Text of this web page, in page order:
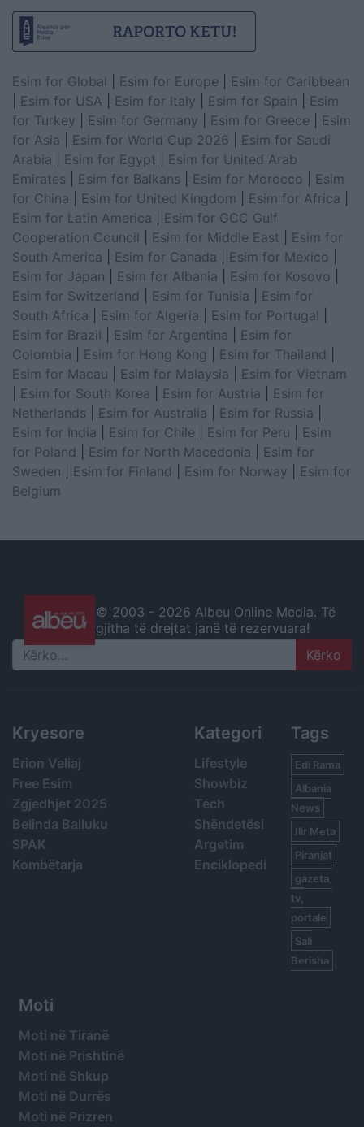
Esim for Global Esim for Europe
Esim for Caribbean
Esim for USA Esim for Italy Esim for Spain
Esim
for Turkey
Esim for Germany Esim for Greece
Esim
for Asia
Esim for World Cup 2026
Esim for Saudi
Arabia
Esim for Egypt
Esim for United Arab
Emirates
Esim for Balkans Esim for Morocco
Esim
for China
Esim for United Kingdom Esim for Africa
Esim for Latin America
Esim for GCC Gulf
Cooperation Council
Esim for Middle East
Esim for
South America
Esim for Canada Esim for Mexico
Esim for Japan
Esim for Albania Esim for Kosovo
Esim for Switzerland
Esim for Tunisia
Esim for
South Africa
Esim for Algeria Esim for Portugal
Esim for Brazil
Esim for Argentina
Esim for
Colombia
Esim for Hong Kong Esim for Thailand
Esim for Macau
Esim for Malaysia
Esim for Vietnam
Esim for South Korea Esim for Austria
Esim for
Netherlands
Esim for Australia Esim for Russia
Esim for India
Esim for Chile Esim for Peru
Esim
for Poland
Esim for North Macedonia
Esim for
Sweden
Esim for Finland Esim for Norway
Esim for
Belgium
© 2003 - 2026 Albeu Online Media. Të
gjitha të drejtat janë të rezervuara!
Search
Kryesore
Erion Veliaj
Free Esim
Zgjedhjet 2025
Belinda Balluku
SPAK
Kombëtarja
Kategori
Lifestyle
Showbiz
Tech
Shëndetësi
Argetim
Enciklopedi
Tags
Edi Rama
Albania
News
Ilir Meta
Piranjat
gazeta,
tv,
portale
Sali
Berisha
Moti
Moti në Tiranë
Moti në Prishtinë
Moti në Shkup
Moti në Durrës
Moti në Prizren